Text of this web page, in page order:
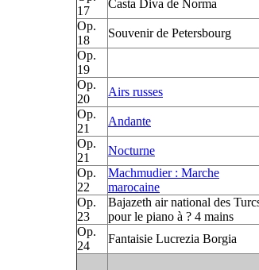
17
Casta Diva de Norma
Op.
18
Souvenir de Petersbourg
Op.
19
Op.
20
Airs russes
Op.
21
Andante
Op.
21
Nocturne
Op.
22
Machmudier : Marche
marocaine
Op.
23
Bajazeth air national des
pour le piano à ? 4 mains
Op.
24
Fantaisie Lucrezia Borgia